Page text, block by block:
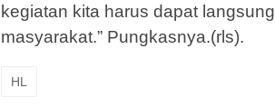
kegiatan kita harus dapat
masyarakat.” Pungkasnya.(rls).
HL